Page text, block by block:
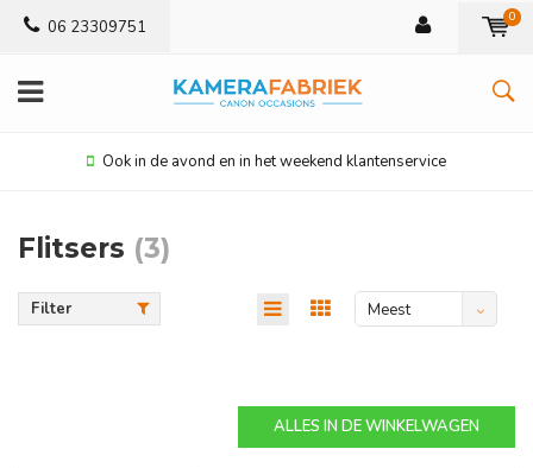
06 23309751 0
Ook in de avond en in het weekend klantenservice
Flitsers (3)
Filter
Meest
ALLES IN DE WINKELWAGEN